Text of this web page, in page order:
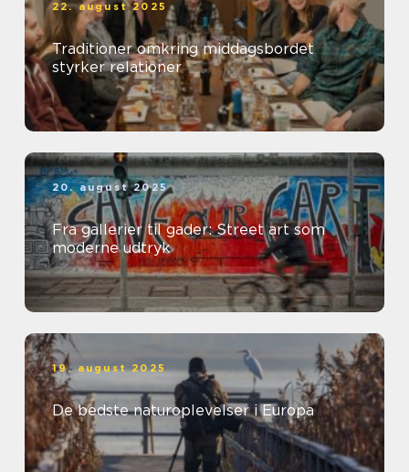
22. august 2025
Traditioner omkring middagsbordet
styrker relationer
20. august 2025
Fra gallerier til gader: Street art som
moderne udtryk
19. august 2025
De bedste naturoplevelser i Europa